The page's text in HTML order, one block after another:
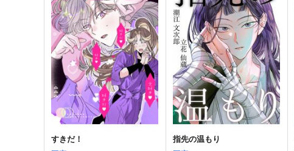
指先の温もり
同室マニア
990円 （税込）
潮江文次郎×立花仙蔵
サンプル 作品詳細
結婚してください
同室マニア
990円（税込）
綾部喜八郎×立花仙蔵
サンプル 作品詳細
すきだ！
指先の温もり